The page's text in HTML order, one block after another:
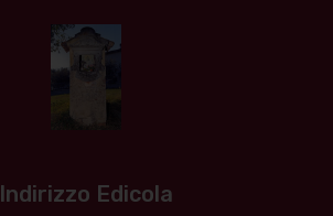
Indirizzo Edicola